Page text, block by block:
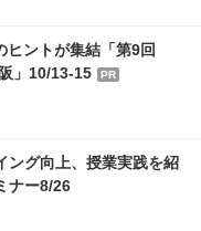
ヒントが集結「第9回
」10/13-15
PR
ング向上、授業実践を紹
ナー8/26